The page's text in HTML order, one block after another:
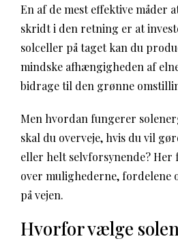
En af de mest effektive måder
skridt i den retning er at
solceller på taget kan du
mindske afhængigheden af
bidrage til den grønne
Men hvordan fungerer
skal du overveje, hvis du vil
eller helt selvforsynende? Her
over mulighederne, fordelene
på vejen.
Hvorfor vælge